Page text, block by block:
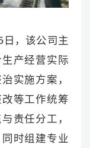
日，该公司主
产经营实际
实施方案，
等工作统筹
责任分工，
时组建专业